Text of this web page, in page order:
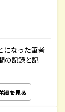
になった筆者
の記録と記
細を見る